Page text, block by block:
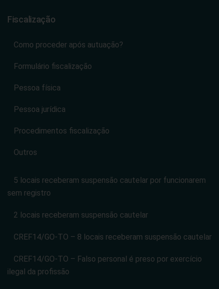
Fiscalização
Como proceder após autuação?
Formulário fiscalização
Pessoa física
Pessoa jurídica
Procedimentos fiscalização
Outros
5 locais receberam suspensão cautelar por funcionarem
sem registro
2 locais receberam suspensão cautelar
CREF14/GO-TO – 8 locais receberam suspensão cautelar
CREF14/GO-TO – Falso personal é preso por exercício
ilegal da profissão